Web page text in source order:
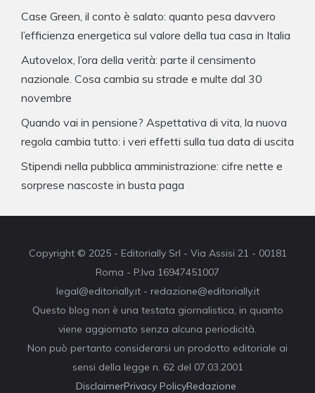
Case Green, il conto è salato: quanto pesa davvero
l’efficienza energetica sul valore della tua casa in Italia
Autovelox, l’ora della verità: parte il censimento
nazionale. Cosa cambia su strade e multe dal 30
novembre
Quando vai in pensione? Aspettativa di vita, la nuova
regola cambia tutto: i veri effetti sulla tua data di uscita
Stipendi nella pubblica amministrazione: cifre nette e
sorprese nascoste in busta paga
Copyright © 2025 - Editorially Srl - Via Assisi 21 - 00181
Roma - P.Iva 16947451007
legal@editorially.it - redazione@editorially.it
Questo blog non è una testata giornalistica, in quanto
viene aggiornato senza alcuna periodicità.
Non può pertanto considerarsi un prodotto editoriale ai
sensi della legge n. 62 del 07.03.2001
DisclaimerPrivacy PolicyRedazione